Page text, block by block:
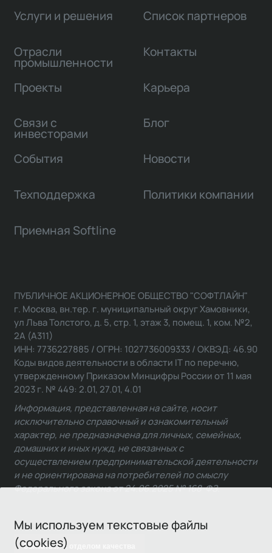
Мы используем текстовые файлы
(cookies)
Услуги и решения
Отрасли
промышленности
Проекты
Связи с
инвесторами
Список партнеров
Контакты
Карьера
Блог
События Новости
Техподдержка Политики компании
Приемная Softline
Связаться с отделом качества
ПУБЛИЧНОЕ АКЦИОНЕРНОЕ ОБЩЕСТВО "СОФТЛАЙН"
г. Москва, вн.тер. г. муниципальный округ Хамовники,
ул Льва Толстого, д. 5, стр. 1, этаж 3, помещ. 1, ком. №2,
2А (А311)
ИНН: 7736227885 / ОГРН: 1027736009333 / ОКВЭД: 46.90
Коды видов деятельности в области IT по перечню,
утвержденному Приказом Минцифры России от 11 мая
2023 г. № 449: 2.01, 27.01, 4.01
Информация, представленная на сайте, носит
исключительно справочный и ознакомительный
характер, не предназначена для личных, семейных,
домашних и иных нужд, не связанных с
осуществлением предпринимательской деятельности
и не ориентирована на потребителей по смыслу
Федерального закона от 24.06.2025 № 168-ФЗ.